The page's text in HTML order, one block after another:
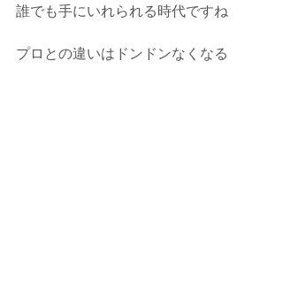
誰でも手にいれられる時代ですね
プロとの違いはドンドンなくなる